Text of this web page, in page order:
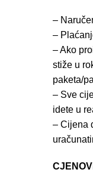
–
–
– Ako
stiže u
paketa/
– Sve
idete u
– Cijena